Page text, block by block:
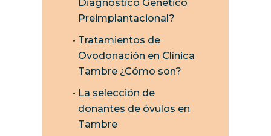
Diagnóstico Genético
Preimplantacional?
Tratamientos de
Ovodonación en Clínica
Tambre ¿Cómo son?
La selección de
donantes de óvulos en
Tambre